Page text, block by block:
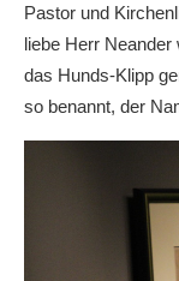
Pastor und
liebe Herr
das Hunds-Klipp
so benannt, der